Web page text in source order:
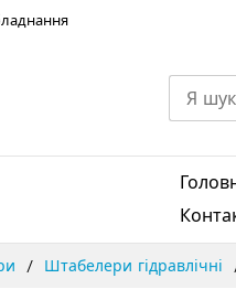
Штабелери гідравлічні